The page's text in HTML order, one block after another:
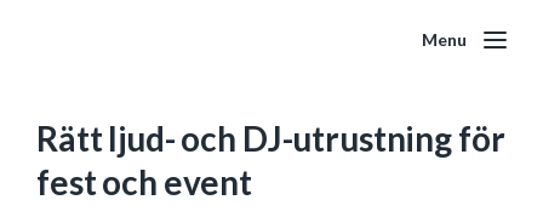
Menu
Rätt ljud- och DJ-utrustning för
fest och event